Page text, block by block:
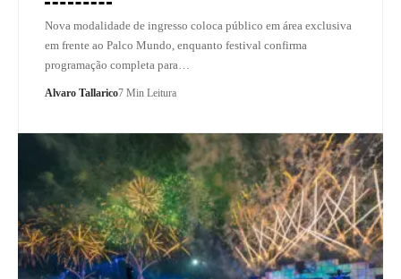
Nova modalidade de ingresso coloca público em área exclusiva
em frente ao Palco Mundo, enquanto festival confirma
programação completa para…
Alvaro Tallarico7 Min Leitura